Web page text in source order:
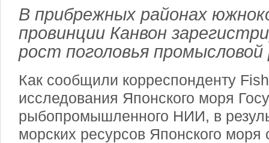
В прибрежных районах
провинции Канвон
рост поголовья
Как сообщили корреспонденту
исследования Японского моря
рыбопромышленного НИИ, в
морских ресурсов Японского моря